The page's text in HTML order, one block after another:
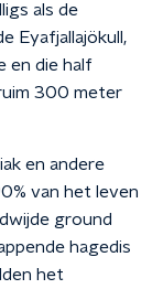
als de
Eyafjallajökull,
en die half
300 meter
en andere
van het leven
ground
hagedis
het